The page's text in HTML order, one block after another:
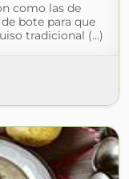
como las de
bote para que
tradicional (...)